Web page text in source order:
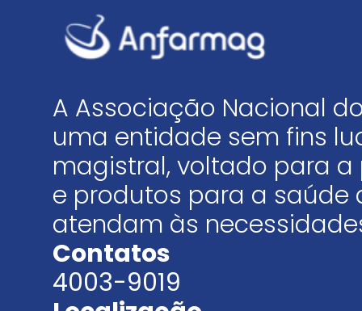
A Associação Nacional
uma entidade sem fins
magistral, voltado para
e produtos para a saúde
atendam às
Contatos
4003-9019